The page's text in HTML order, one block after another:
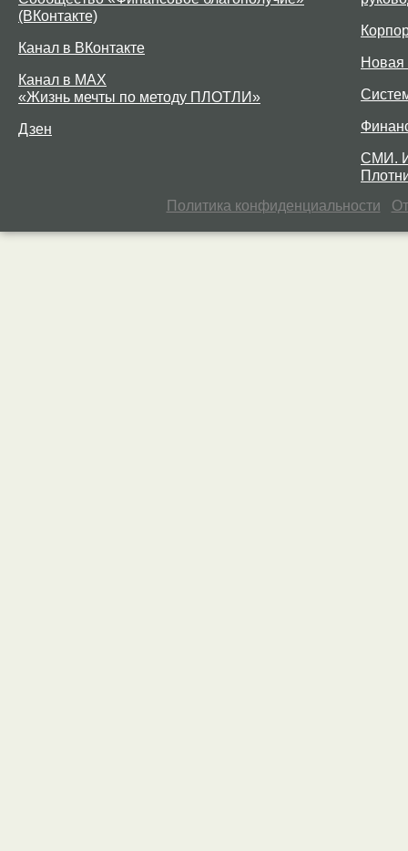
(ВКонтакте)
Канал в ВКонтакте
Канал в MAX
«Жизнь мечты по методу ПЛОТЛИ»
Дзен
Новая
СМИ.
Политика конфиденциальности